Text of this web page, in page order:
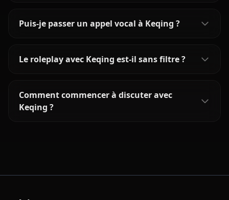
Puis-je passer un appel vocal à Keqing ?
Le roleplay avec Keqing est-il sans filtre ?
Comment commencer à discuter avec
Keqing ?